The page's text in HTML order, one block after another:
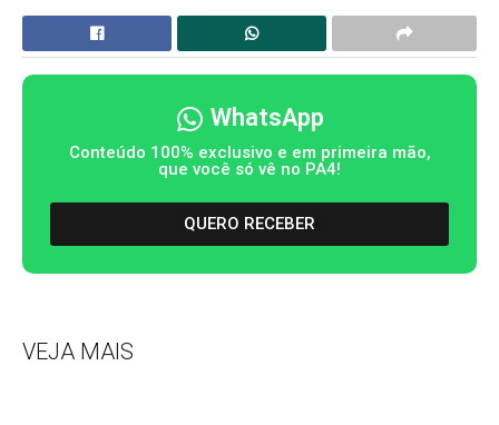
WhatsApp
Conteúdo 100% exclusivo e em primeira mão,
que você só vê no PA4!
QUERO RECEBER
VEJA MAIS